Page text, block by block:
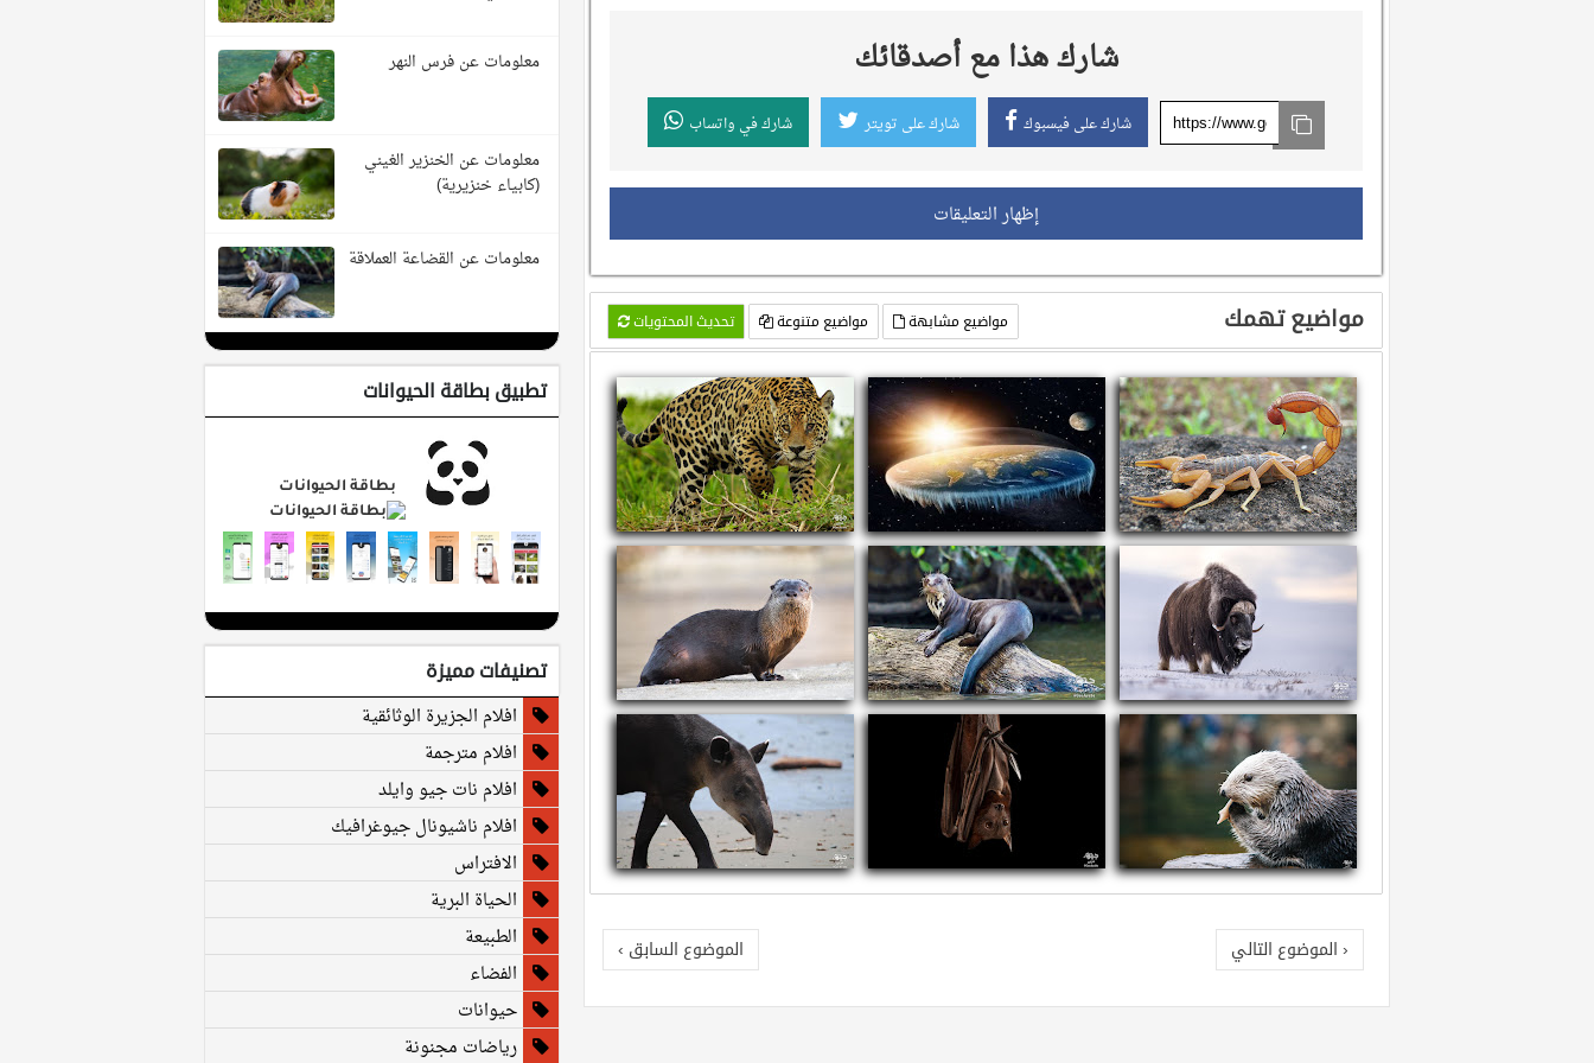
شارك هذا مع أصدقائك
شارك على فيسبوك شارك على تويتر شارك في واتساب
إظهار التعليقات
مواضيع تهمك تحديث المحتويات مواضيع متنوعة مواضيع مشابهة
سم العقارب ماذا لو كانت الأرض مسطحة! معلومات عن الجاغوار - النمر الأمريكي
معلومات عن ثور المسك معلومات عن القضاعة العملاقة معلومات عن قضاعة الأنهار الشمالية
‹ الموضوع التالي الموضوع السابق ›
معلومات عن فرس النهر
معلومات عن الخنزير الغيني
(كابياء خنزيرية)
معلومات عن القضاعة العملاقة
تطبيق بطاقة الحيوانات
بطاقة الحيوانات
تصنيفات مميزة
افلام الجزيرة الوثائقية
افلام مترجمة
افلام نات جيو وايلد
افلام ناشيونال جيوغرافيك
الافتراس
الحياة البرية
الطبيعة
الفضاء
حيوانات
رياضات مجنونة